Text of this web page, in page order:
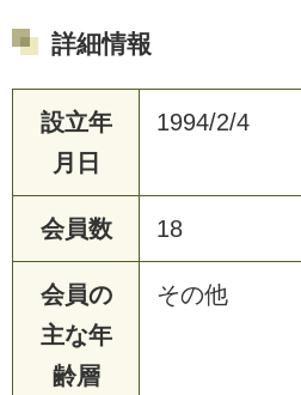
詳細情報
設立年
月日
1994/2/4
会員数 18
会員の
主な年
齢層
その他